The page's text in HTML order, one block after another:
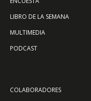
LIBRO DE LA SEMANA
MULTIMEDIA
PODCAST
COLABORADORES